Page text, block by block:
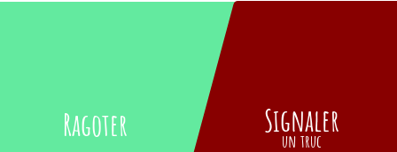
Ragoter Signaler
un truc